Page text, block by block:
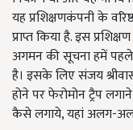
यह प्रशिक्षणकंपनी के
प्राप्त किया है. इस
अगमन की सूचना हमें पहले
है। इसके लिए संजय
होने पर फेरोमोन ट्रैप
कैसे लगाये, यहां अलग-